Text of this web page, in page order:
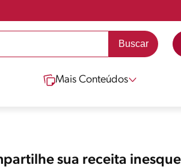
Mais Conteúdos
sua receita